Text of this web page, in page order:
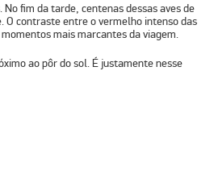
. No fim da tarde, centenas dessas aves de
O contraste entre o vermelho intenso das
mais marcantes da viagem.
ao pôr do sol. É justamente nesse